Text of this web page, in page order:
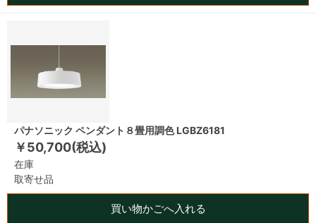
パナソニック ペンダント８畳用調色 LGBZ6181
￥50,700(税込)
在庫
取寄せ品
買い物かごへ入れる